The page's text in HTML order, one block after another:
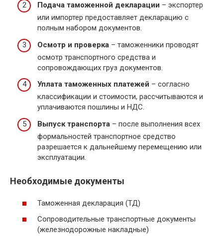
Подача таможенной декларации – экспортер
или импортер предоставляет декларацию с
полным набором документов.
Осмотр и проверка – таможенники проводят
осмотр транспортного средства и
сопровождающих груз документов.
Уплата таможенных платежей – согласно
классификации и стоимости, рассчитываются и
уплачиваются пошлины и НДС.
Выпуск транспорта – после выполнения всех
формальностей транспортное средство
разрешается к дальнейшему перемещению или
эксплуатации.
Необходимые документы
Таможенная декларация (ТД)
Сопроводительные транспортные документы
(железнодорожные накладные)